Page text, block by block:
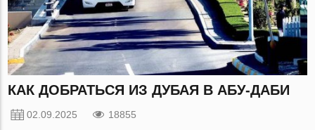
КАК ДОБРАТЬСЯ ИЗ ДУБАЯ В АБУ-ДАБИ
02.09.2025 18855